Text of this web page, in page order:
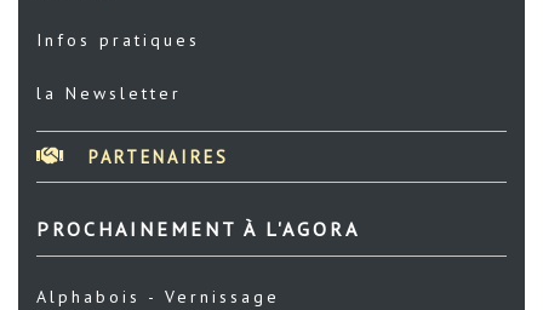
Infos pratiques
la Newsletter
PARTENAIRES
PROCHAINEMENT À L'AGORA
Alphabois - Vernissage